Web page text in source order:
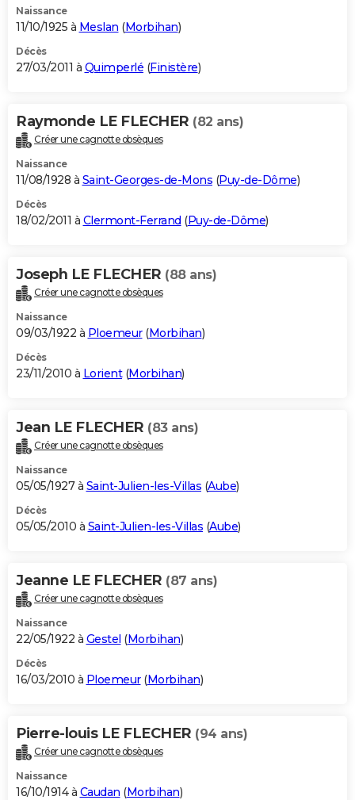
Naissance
11/10/1925 à Meslan (Morbihan)
Décès
27/03/2011 à Quimperlé (Finistère)
Raymonde LE FLECHER (82 ans)
Créer une cagnotte obsèques
Naissance
11/08/1928 à Saint-Georges-de-Mons (Puy-de-Dôme)
Décès
18/02/2011 à Clermont-Ferrand (Puy-de-Dôme)
Joseph LE FLECHER (88 ans)
Créer une cagnotte obsèques
Naissance
09/03/1922 à Ploemeur(Morbihan)
Décès
23/11/2010 à Lorient(Morbihan)
Jean LE FLECHER (83 ans)
Créer une cagnotte obsèques
Naissance
05/05/1927 à Saint-Julien-les-Villas (Aube)
Décès
05/05/2010 à Saint-Julien-les-Villas (Aube)
Jeanne LE FLECHER (87 ans)
Créer une cagnotte obsèques
Naissance
22/05/1922 à Gestel (Morbihan)
Décès
16/03/2010 à Ploemeur(Morbihan)
Pierre-louis LE FLECHER (94 ans)
Créer une cagnotte obsèques
Naissance
16/10/1914 à Caudan (Morbihan)